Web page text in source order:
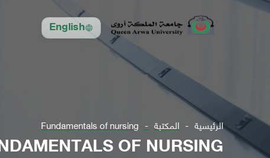
English
الرئيسية المكتبة Fundamentals of nursing
OF NURSING